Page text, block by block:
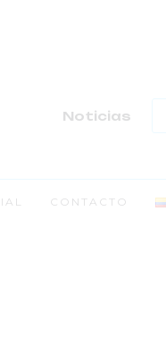
Noticias
CONTACTO